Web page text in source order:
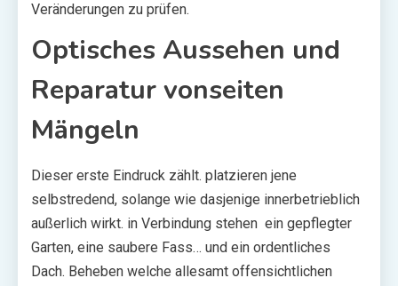
Veränderungen zu prüfen.
Optisches Aussehen und
Reparatur vonseiten
Mängeln
Dieser erste Eindruck zählt. platzieren jene
selbstredend, solange wie dasjenige innerbetrieblich
außerlich wirkt. in Verbindung stehen ein gepflegter
Garten, eine saubere Fass… und ein ordentliches
Dach. Beheben welche allesamt offensichtlichen